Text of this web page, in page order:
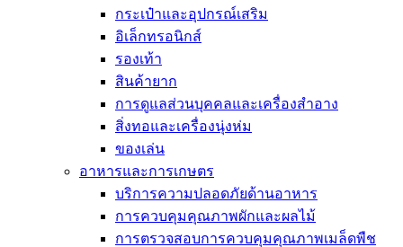
กระเป๋าและอุปกรณ์เสริม
อิเล็กทรอนิกส์
รองเท้า
สินค้ายาก
การดูแลส่วนบุคคลและเครื่องสำอาง
สิ่งทอและเครื่องนุ่งห่ม
ของเล่น
อาหารและการเกษตร
บริการความปลอดภัยด้านอาหาร
การควบคุมคุณภาพผักและผลไม้
การตรวจสอบการควบคุมคุณภาพเมล็ดพืช